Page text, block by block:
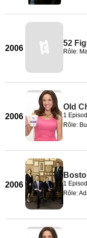
2006
52
Rôle:
2006
Old
1
Rôle:
2006 1
Rôle: